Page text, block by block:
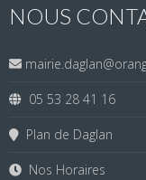
NOUS
05 53 28 41 16
Plan de Daglan
Nos Horaires